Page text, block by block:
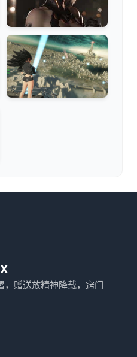
，赠送放精神降载，窍门